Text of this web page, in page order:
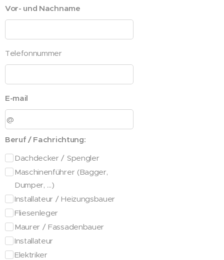
Vor- und Nachname
Telefonnummer
E-mail
Beruf / Fachrichtung:
Dachdecker / Spengler
Maschinenführer (Bagger,
Dumper, …)
Installateur / Heizungsbauer
Fliesenleger
Maurer / Fassadenbauer
Installateur
Elektriker